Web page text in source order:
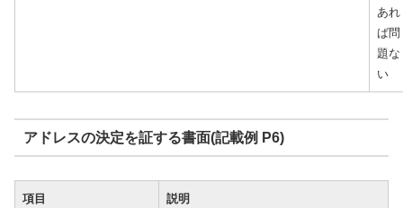
あれ
ば問
題な
い
アドレスの決定を証する書面(記載例 P6)
項目 説明